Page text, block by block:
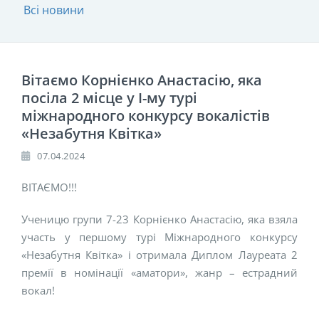
Всі новини
Вітаємо Корнієнко Анастасію, яка
посіла 2 місце у І-му турі
міжнародного конкурсу вокалістів
«Незабутня Квітка»
07.04.2024
ВІТАЄМО!!!
Ученицю групи 7-23 Корнієнко Анастасію, яка взяла
участь у першому турі Міжнародного конкурсу
«Незабутня Квітка» і отримала Диплом Лауреата 2
премії в номінації «аматори», жанр – естрадний
вокал!